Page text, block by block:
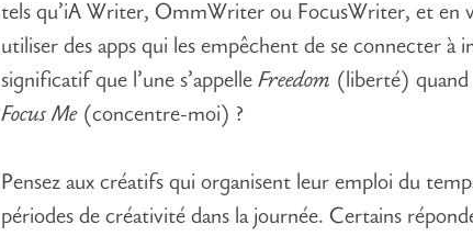
tels qu’iA Writer, OmmWriter ou FocusWriter, et en
utiliser des apps qui les empêchent de se connecter à
significatif que l’une s’appelle Freedom (liberté) quand
Focus Me(concentre-moi) ?
Pensez aux créatifs qui organisent leur emploi du
périodes de créativité dans la journée. Certains